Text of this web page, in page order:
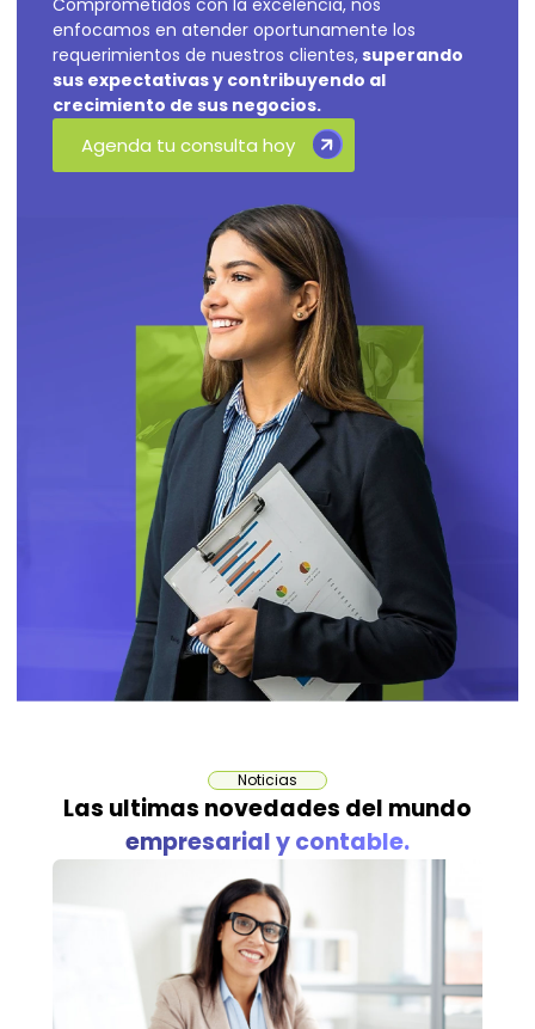
Comprometidos con la excelencia, nos
enfocamos en atender oportunamente los
requerimientos de nuestros clientes,superando
sus expectativas y contribuyendo al
crecimiento de sus negocios.
Agenda tu consulta hoy
Noticias
Las ultimas novedades del mundo
empresarial y contable.